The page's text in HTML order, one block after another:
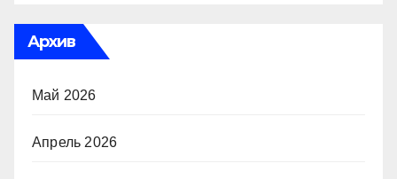
Архив
Май 2026
Апрель 2026